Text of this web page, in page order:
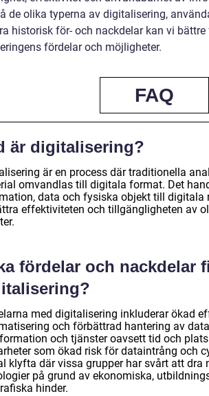
de olika typerna av digitalisering,
historisk för- och nackdelar kan vi
fördelar och möjligheter.
FAQ
är digitalisering?
är en process där traditionella
omvandlas till digitala format. Det
data och fysiska objekt till digitala
effektiviteten och tillgängligheten av
fördelar och nackdelar
med digitalisering inkluderar ökad
och förbättrad hantering av
och tjänster oavsett tid och
som ökad risk för dataintrång och
klyfta där vissa grupper har svårt att dra
på grund av ekonomiska,
hinder.